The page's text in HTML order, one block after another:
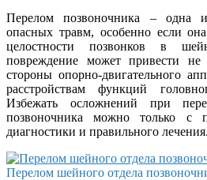
Перелом позвоночника – одна
опасных травм, особенно если
целостности позвонков в
повреждение может привести
стороны опорно-двигательного
расстройствам функций
Избежать осложнений при
позвоночника можно только с
диагностики и правильного лечения.
Перелом шейного отдела